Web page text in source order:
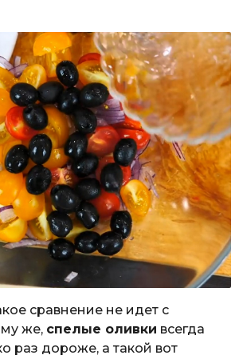
сравнение не идет с
же, спелые оливки всегда
раз дороже, а такой вот